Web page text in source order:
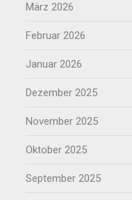
März 2026
Februar 2026
Januar 2026
Dezember 2025
November 2025
Oktober 2025
September 2025